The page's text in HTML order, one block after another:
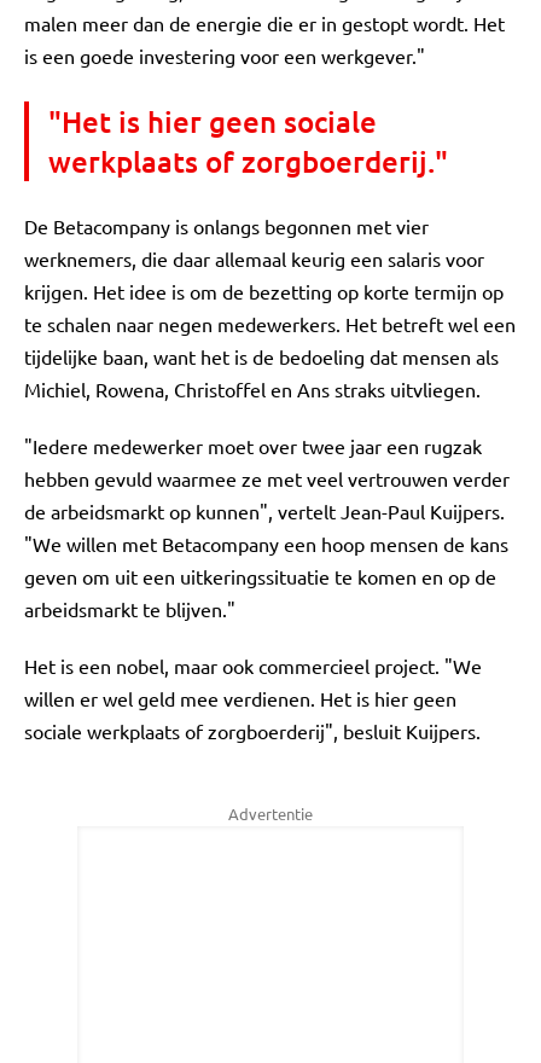
malen meer dan de energie die er in gestopt wordt. Het
is een goede investering voor een werkgever."
"Het is hier geen sociale
werkplaats of zorgboerderij."
De Betacompany is onlangs begonnen met vier
werknemers, die daar allemaal keurig een salaris voor
krijgen. Het idee is om de bezetting op korte termijn op
te schalen naar negen medewerkers. Het betreft wel een
tijdelijke baan, want het is de bedoeling dat mensen als
Michiel, Rowena, Christoffel en Ans straks uitvliegen.
"Iedere medewerker moet over twee jaar een rugzak
hebben gevuld waarmee ze met veel vertrouwen verder
de arbeidsmarkt op kunnen", vertelt Jean-Paul Kuijpers.
"We willen met Betacompany een hoop mensen de kans
geven om uit een uitkeringssituatie te komen en op de
arbeidsmarkt te blijven."
Het is een nobel, maar ook commercieel project. "We
willen er wel geld mee verdienen. Het is hier geen
sociale werkplaats of zorgboerderij", besluit Kuijpers.
Advertentie